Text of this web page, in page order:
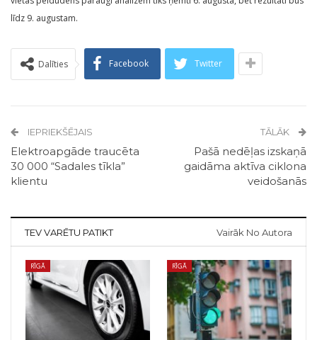
līdz 9. augustam.
Dalīties Facebook Twitter
IEPRIEKŠĒJAIS
Elektroapgāde traucēta
30 000 “Sadales tīkla”
klientu
TĀLĀK
Pašā nedēļas izskaņā
gaidāma aktīva ciklona
veidošanās
TEV VARĒTU PATIKT Vairāk No Autora
RĪGĀ RĪGĀ